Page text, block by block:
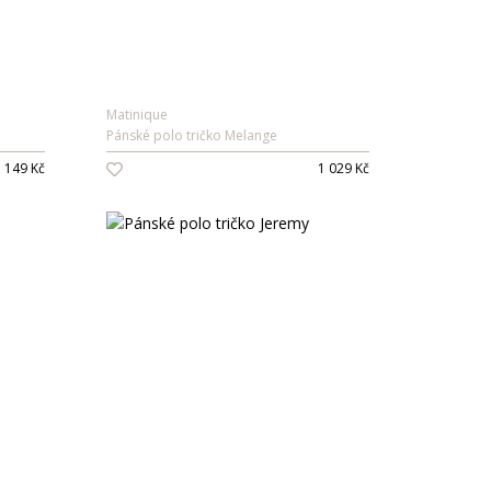
149 Kč
Matinique
Pánské polo tričko Melange
1 029 Kč